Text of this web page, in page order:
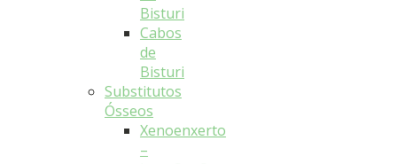
Bisturi
Cabos
de
Bisturi
Substitutos
Ósseos
Xenoenxerto
–